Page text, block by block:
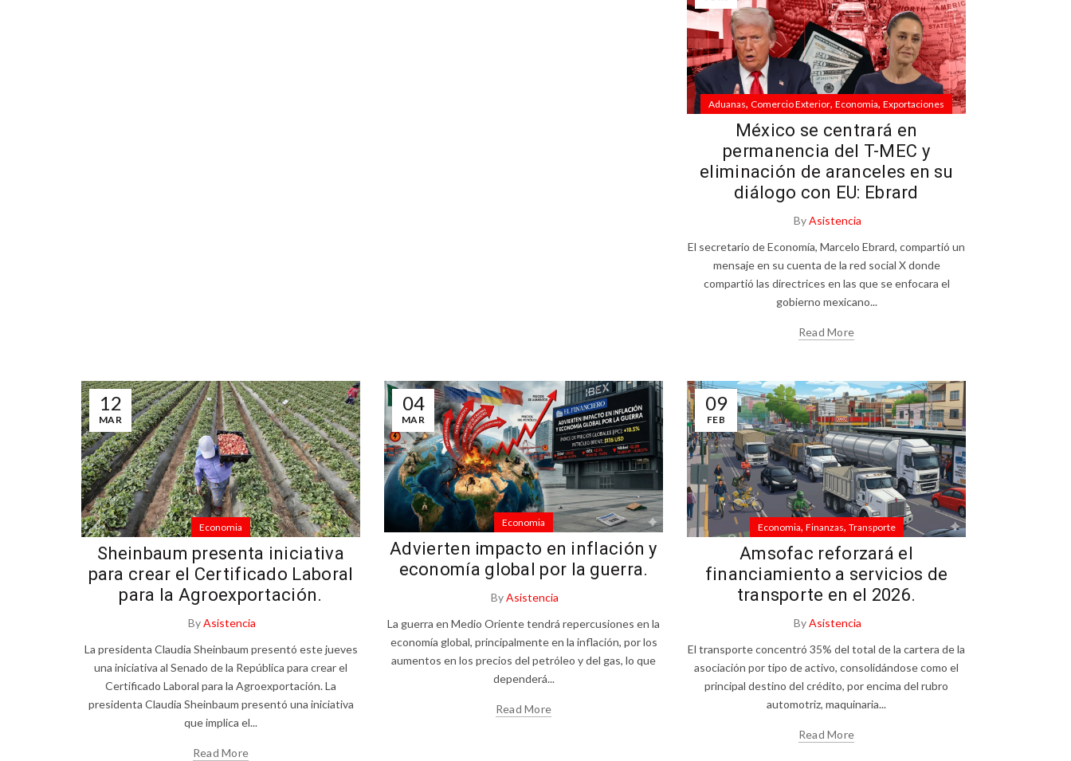
Aduanas, Comercio Exterior, Economia, Exportaciones
México se centrará en
permanencia del T-MEC y
eliminación de aranceles en su
diálogo con EU: Ebrard
ByAsistencia
El secretario de Economía, Marcelo Ebrard, compartió un
mensaje en su cuenta de la red social X donde
compartió las directrices en las que se enfocara el
gobierno mexicano...
Read More
12
MAR
Economia
Sheinbaum presenta iniciativa
para crear el Certificado Laboral
para la Agroexportación.
ByAsistencia
La presidenta Claudia Sheinbaum presentó este jueves
una iniciativa al Senado de la República para crear el
Certificado Laboral para la Agroexportación. La
presidenta Claudia Sheinbaum presentó una iniciativa
que implica el...
Read More
04
MAR
Economia
Advierten impacto en inflación y
economía global por la guerra.
ByAsistencia
La guerra en Medio Oriente tendrá repercusiones en la
economía global, principalmente en la inflación, por los
aumentos en los precios del petróleo y del gas, lo que
dependerá...
Read More
09
FEB
Economia, Finanzas, Transporte
Amsofac reforzará el
financiamiento a servicios de
transporte en el 2026.
ByAsistencia
El transporte concentró 35% del total de la cartera de la
asociación por tipo de activo, consolidándose como el
principal destino del crédito, por encima del rubro
automotriz, maquinaria...
Read More